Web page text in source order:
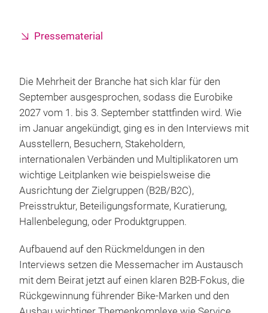
Pressematerial
Die Mehrheit der Branche hat sich klar für den
September ausgesprochen, sodass die Eurobike
2027 vom 1. bis 3. September stattfinden wird. Wie
im Januar angekündigt, ging es in den Interviews mit
Ausstellern, Besuchern, Stakeholdern,
internationalen Verbänden und Multiplikatoren um
wichtige Leitplanken wie beispielsweise die
Ausrichtung der Zielgruppen (B2B/B2C),
Preisstruktur, Beteiligungsformate, Kuratierung,
Hallenbelegung, oder Produktgruppen.
Aufbauend auf den Rückmeldungen in den
Interviews setzen die Messemacher im Austausch
mit dem Beirat jetzt auf einen klaren B2B-Fokus, die
Rückgewinnung führender Bike-Marken und den